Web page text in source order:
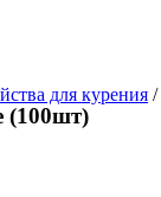
для курения /
(100шт)